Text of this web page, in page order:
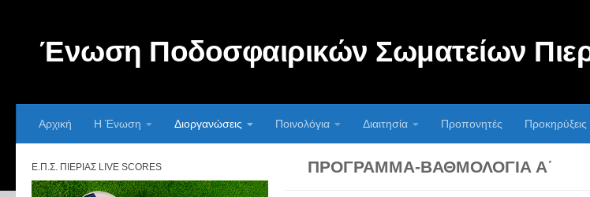
Ένωση Ποδοσφαιρικών Σωματείων
Αρχική Η Ένωση Διοργανώσεις Ποινολόγια Διαιτησία Προπονητές Προκηρύξεις
ΠΡΌΓΡΑΜΜΑ-ΒΑΘΜΟΛΟΓΊΑ Α΄
Ε.Π.Σ. ΠΙΕΡΊΑΣ LIVE SCORES